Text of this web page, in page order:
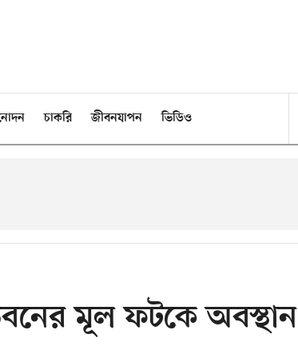
চাকরি জীবনযাপন ভিডিও
মূল ফটকে অবস্থান